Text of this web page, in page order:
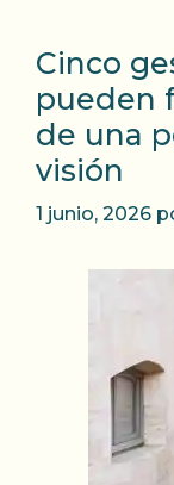
Cinco
pueden
de una
visión
1 junio, 2026